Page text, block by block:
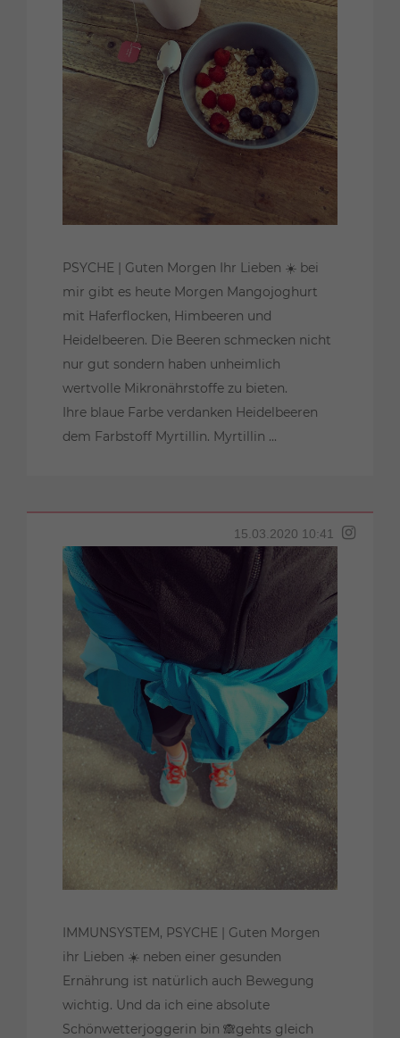
PSYCHE | Guten Morgen Ihr Lieben ☀️ bei
mir gibt es heute Morgen Mangojoghurt
mit Haferflocken, Himbeeren und
Heidelbeeren. Die Beeren schmecken nicht
nur gut sondern haben unheimlich
wertvolle Mikronährstoffe zu bieten.
Ihre blaue Farbe verdanken Heidelbeeren
dem Farbstoff Myrtillin. Myrtillin ...
15.03.2020 10:41
IMMUNSYSTEM, PSYCHE | Guten Morgen
ihr Lieben ☀️ neben einer gesunden
Ernährung ist natürlich auch Bewegung
wichtig. Und da ich eine absolute
Schönwetterjoggerin bin 🙈gehts gleich